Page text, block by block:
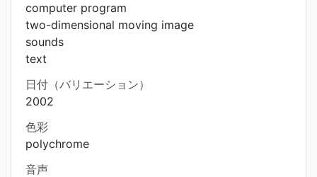
computer program
two-dimensional moving image
sounds
text
日付（バリエーション）
2002
色彩
polychrome
音声